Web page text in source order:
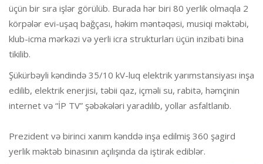
üçün bir sıra işlər görülüb. Burada hər biri 80 yerlik olmaqla 2
körpələr evi-uşaq bağçası, həkim məntəqəsi, musiqi məktəbi,
klub-icma mərkəzi və yerli icra strukturları üçün inzibati bina
tikilib.
Şükürbəyli kəndində 35/10 kV-luq elektrik yarımstansiyası inşa
edilib, elektrik enerjisi, təbii qaz, içməli su, rabitə, həmçinin
internet və “İP TV” şəbəkələri yaradılıb, yollar asfaltlanıb.
Prezident və birinci xanım kənddə inşa edilmiş 360 şagird
yerlik məktəb binasının açılışında da iştirak ediblər.